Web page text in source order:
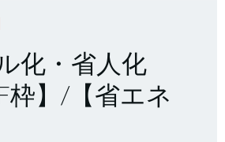
化・省人化
枠】/【省エネ